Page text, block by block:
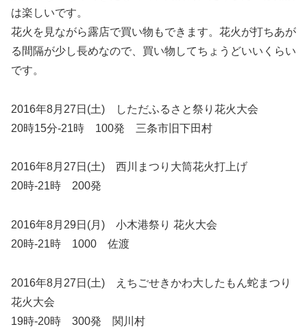
は楽しいです。
花火を見ながら露店で買い物もできます。花火が打ちあが
る間隔が少し長めなので、買い物してちょうどいいくらい
です。
2016年8月27日(土) しただふるさと祭り花火大会
20時15分-21時 100発 三条市旧下田村
2016年8月27日(土) 西川まつり大筒花火打上げ
20時-21時 200発
2016年8月29日(月) 小木港祭り 花火大会
20時-21時 1000 佐渡
2016年8月27日(土) えちごせきかわ大したもん蛇まつり
花火大会
19時-20時 300発 関川村